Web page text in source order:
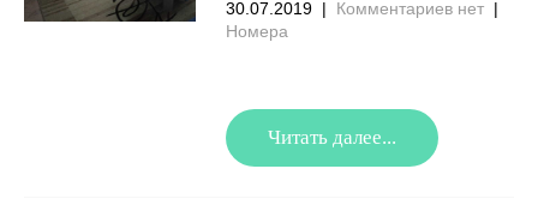
30.07.2019 | Комментариев нет |
Номера
Читать далее...